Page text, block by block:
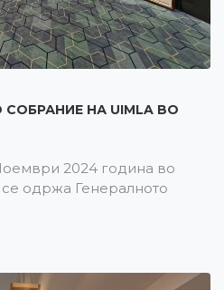
НА UIMLA ВО
2024 година во
се одржа Генералното